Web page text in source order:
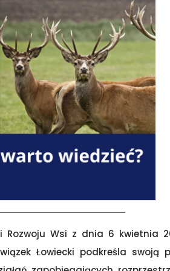
Wsi z dnia 6 kwietnia
Łowiecki podkreśla swoją